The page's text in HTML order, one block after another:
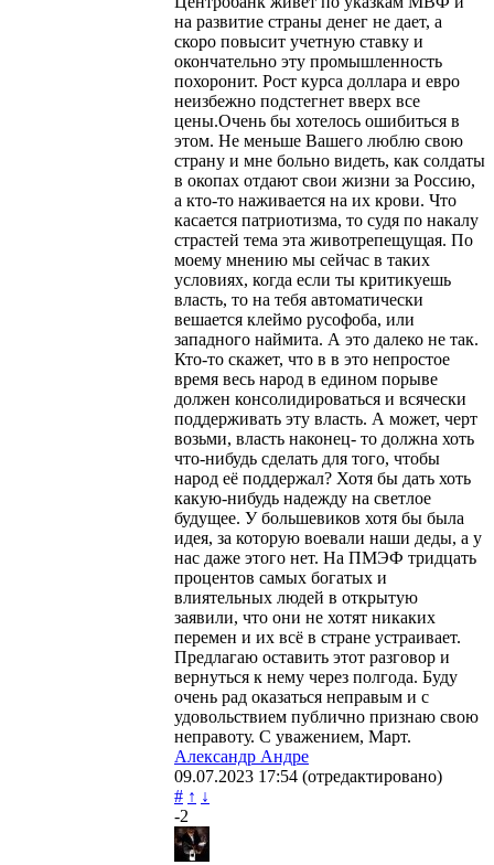
на развитие страны денег не дает, а
скоро повысит учетную ставку и
окончательно эту промышленность
похоронит. Рост курса доллара и евро
неизбежно подстегнет вверх все
цены.Очень бы хотелось ошибиться в
этом. Не меньше Вашего люблю свою
страну и мне больно видеть, как солдаты
в окопах отдают свои жизни за Россию,
а кто-то наживается на их крови. Что
касается патриотизма, то судя по накалу
страстей тема эта животрепещущая. По
моему мнению мы сейчас в таких
условиях, когда если ты критикуешь
власть, то на тебя автоматически
вешается клеймо русофоба, или
западного наймита. А это далеко не так.
Кто-то скажет, что в в это непростое
время весь народ в едином порыве
должен консолидироваться и всячески
поддерживать эту власть. А может, черт
возьми, власть наконец- то должна хоть
что-нибудь сделать для того, чтобы
народ её поддержал? Хотя бы дать хоть
какую-нибудь надежду на светлое
будущее. У большевиков хотя бы была
идея, за которую воевали наши деды, а у
нас даже этого нет. На ПМЭФ тридцать
процентов самых богатых и
влиятельных людей в открытую
заявили, что они не хотят никаких
перемен и их всё в стране устраивает.
Предлагаю оставить этот разговор и
вернуться к нему через полгода. Буду
очень рад оказаться неправым и с
удовольствием публично признаю свою
неправоту. С уважением, Март.
Александр Андре
09.07.2023 17:54 (отредактировано)
# ↑ ↓
-2